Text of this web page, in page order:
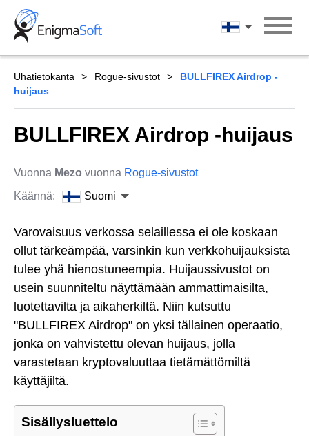
Skip
content
Suomi
Uhatietokanta Rogue-sivustot
BULLFIREX Airdrop -
huijaus
BULLFIREX Airdrop -huijaus
Vuonna Mezo vuonna Rogue-sivustot
Käännä:
Suomi
Varovaisuus verkossa selaillessa ei ole koskaan
ollut tärkeämpää, varsinkin kun verkkohuijauksista
tulee yhä hienostuneempia. Huijaussivustot on
usein suunniteltu näyttämään ammattimaisilta,
luotettavilta ja aikaherkiltä. Niin kutsuttu
"BULLFIREX Airdrop" on yksi tällainen operaatio,
jonka on vahvistettu olevan huijaus, jolla
varastetaan kryptovaluuttaa tietämättömiltä
käyttäjiltä.
Sisällysluettelo